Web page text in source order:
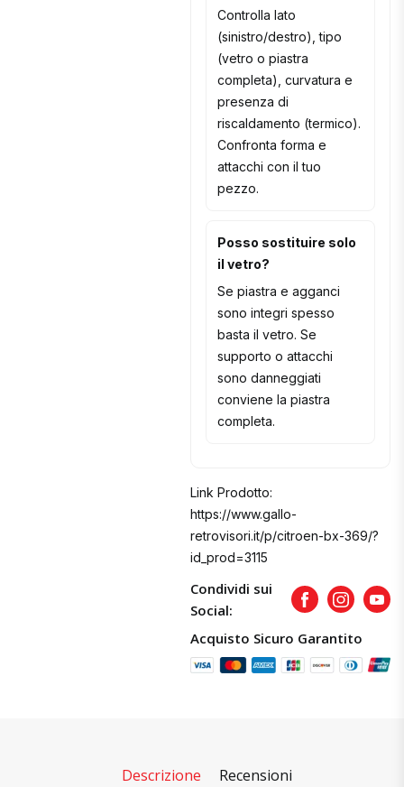
Controlla lato
(sinistro/destro), tipo
(vetro o piastra
completa), curvatura e
presenza di
riscaldamento (termico).
Confronta forma e
attacchi con il tuo
pezzo.
Posso sostituire solo
il vetro?
Se piastra e agganci
sono integri spesso
basta il vetro. Se
supporto o attacchi
sono danneggiati
conviene la piastra
completa.
Link Prodotto:
https://www.gallo-
retrovisori.it/p/citroen-bx-369/?
id_prod=3115
Condividi sui
Social:
FacebookInstagram
Acquisto Sicuro Garantito
Descrizione Recensioni